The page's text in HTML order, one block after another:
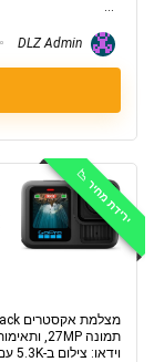
...
ירידת מחיר 📉
וידאו: צילום ב-5.3K עם 60 ...